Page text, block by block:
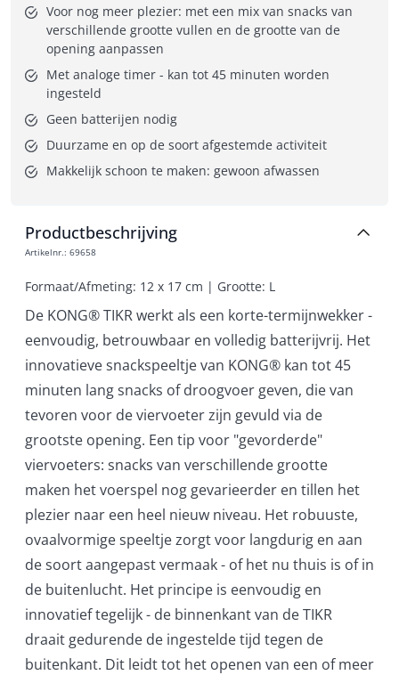
Voor nog meer plezier: met een mix van snacks van
verschillende grootte vullen en de grootte van de
opening aanpassen
Met analoge timer - kan tot 45 minuten worden
ingesteld
Geen batterijen nodig
Duurzame en op de soort afgestemde activiteit
Makkelijk schoon te maken: gewoon afwassen
Productbeschrijving
Artikelnr.: 69658
Formaat/Afmeting: 12 x 17 cm | Grootte: L
De KONG® TIKR werkt als een korte-termijnwekker -
eenvoudig, betrouwbaar en volledig batterijvrij. Het
innovatieve snackspeeltje van KONG® kan tot 45
minuten lang snacks of droogvoer geven, die van
tevoren voor de viervoeter zijn gevuld via de
grootste opening. Een tip voor "gevorderde"
viervoeters: snacks van verschillende grootte
maken het voerspel nog gevarieerder en tillen het
plezier naar een heel nieuw niveau. Het robuuste,
ovaalvormige speeltje zorgt voor langdurig en aan
de soort aangepast vermaak - of het nu thuis is of in
de buitenlucht. Het principe is eenvoudig en
innovatief tegelijk - de binnenkant van de TIKR
draait gedurende de ingestelde tijd tegen de
buitenkant. Dit leidt tot het openen van een of meer